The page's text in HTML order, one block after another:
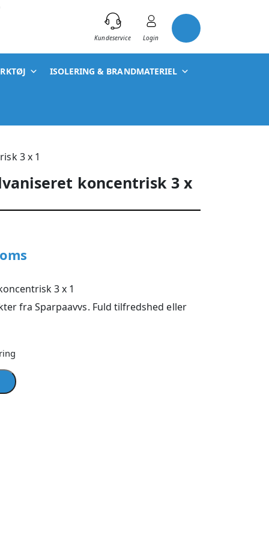
Kundeservice Login
ISOLERING & BRANDMATERIEL
3 x 1
koncentrisk 3 x
3 x 1
fra Sparpaavvs. Fuld tilfredshed eller